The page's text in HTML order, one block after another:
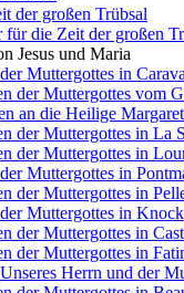
der großen Trübsal
für die Zeit der großen
Jesus und Maria
Muttergottes in
der Muttergottes vom
an die Heilige
der Muttergottes in La
der Muttergottes in
Muttergottes in
der Muttergottes in
Muttergottes in Knock
der Muttergottes in
der Muttergottes in
Herrn und der